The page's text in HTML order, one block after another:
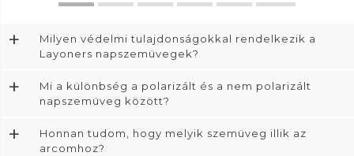
+
Milyen védelmi tulajdonságokkal rendelkezik a
Layoners napszemüvegek?
+
Mi a különbség a polarizált és a nem polarizált
napszemüveg között?
+
Honnan tudom, hogy melyik szemüveg illik az
arcomhoz?